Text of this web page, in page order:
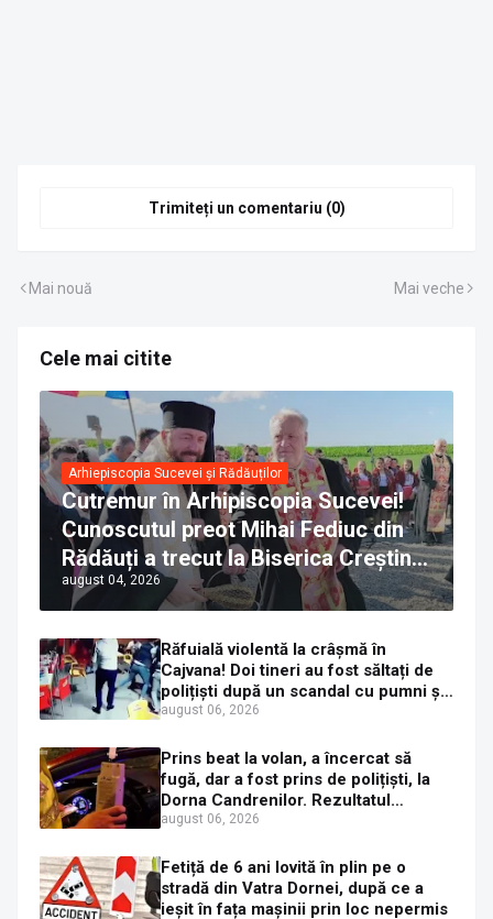
Trimiteți un comentariu (0)
Mai nouă Mai veche
Cele mai citite
Arhiepiscopia Sucevei și Rădăuților
Cutremur în Arhipiscopia Sucevei!
Cunoscutul preot Mihai Fediuc din
Rădăuți a trecut la Biserica Creștină
Ortodoxă Valahă. ÎPS Calinic anunță
că îi pregătește judecata canonică
august 04, 2026
Răfuială violentă la crâșmă în
Cajvana! Doi tineri au fost săltați de
polițiști după un scandal cu pumni și
mașini distruse
august 06, 2026
Prins beat la volan, a încercat să
fugă, dar a fost prins de polițiști, la
Dorna Candrenilor. Rezultatul
etilotestului: 1,59 mg/l alcool pur în
august 06, 2026
Fetiță de 6 ani lovită în plin pe o
stradă din Vatra Dornei, după ce a
ieșit în fața mașinii prin loc nepermis